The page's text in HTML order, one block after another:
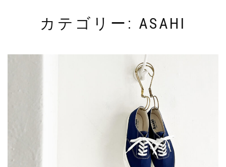
カテゴリー: ASAHI